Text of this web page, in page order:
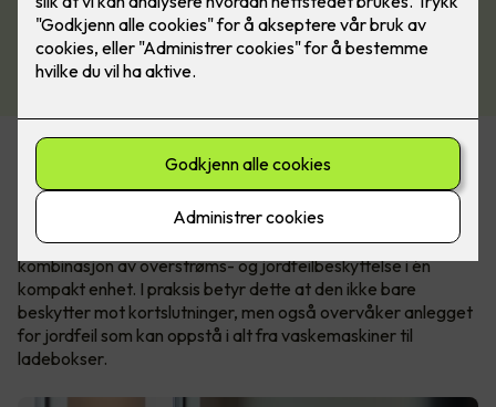
Acti9 iC65 - jordfeilautomaten med
to funksjoner.
Acti9 iC65 RCBO er ikke bare en sikring det er en
kombinasjon av overstrøms- og jordfeilbeskyttelse i én
kompakt enhet. I praksis betyr dette at den ikke bare
beskytter mot kortslutninger, men også overvåker anlegget
for jordfeil som kan oppstå i alt fra vaskemaskiner til
ladebokser.